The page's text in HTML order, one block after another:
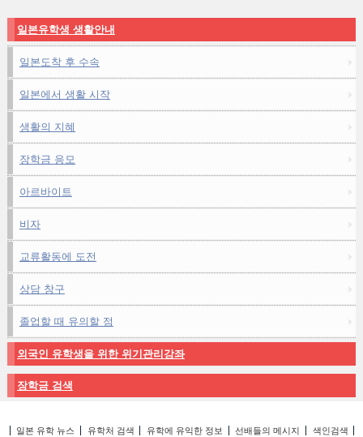
일본유학생 생활안내
일본도착 후 수속
일본에서 생활 시작
생활의 지혜
장학금 응모
아르바이트
비자
교류활동에 도전
상담 창구
졸업할 때 유의할 점
외국인 유학생을 위한 위기관리강좌
장학금 검색
일본 유학 뉴스 유학처 검색 유학에 유익한 정보 선배들의 메시지
색인검색